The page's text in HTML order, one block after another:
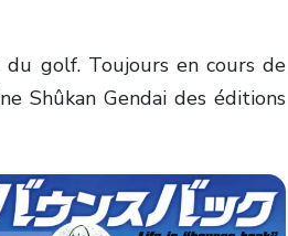
golf. Toujours en cours de
Shûkan Gendai des éditions